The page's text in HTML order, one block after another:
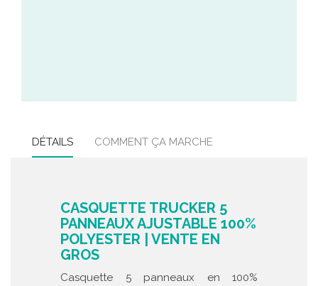
DÉTAILS COMMENT ÇA MARCHE
CASQUETTE TRUCKER 5
PANNEAUX AJUSTABLE 100%
POLYESTER | VENTE EN
GROS
Casquette 5 panneaux en 100%